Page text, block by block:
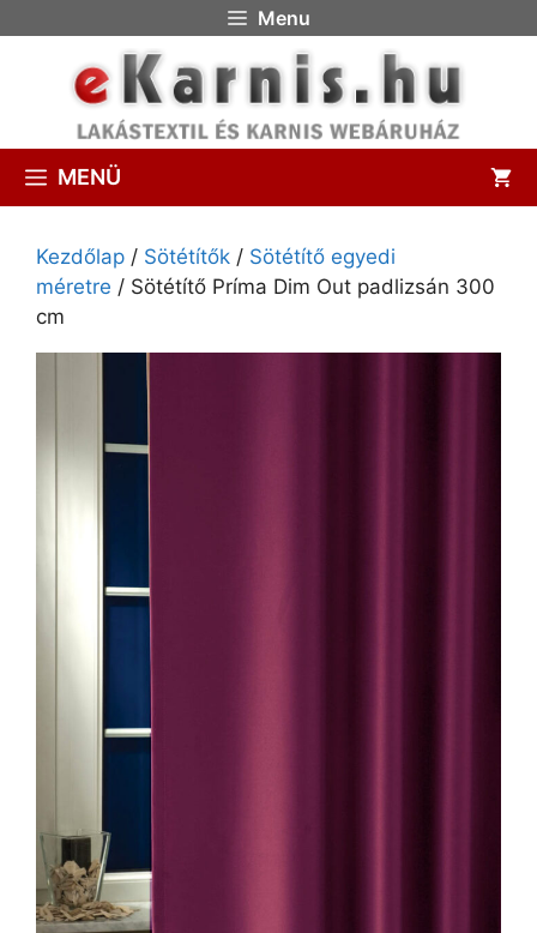
Menu
MENÜ
Kezdőlap / Sötétítők / Sötétítő egyedi
méretre / Sötétítő Príma Dim Out padlizsán 300
cm